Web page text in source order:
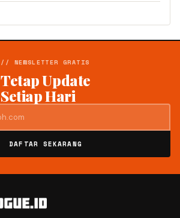
// NEWSLETTER GRATIS
Tetap Update
Setiap Hari
DAFTAR SEKARANG